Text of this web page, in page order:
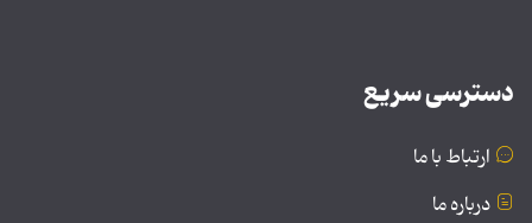
دسترسی سریع
ارتباط با ما
درباره ما